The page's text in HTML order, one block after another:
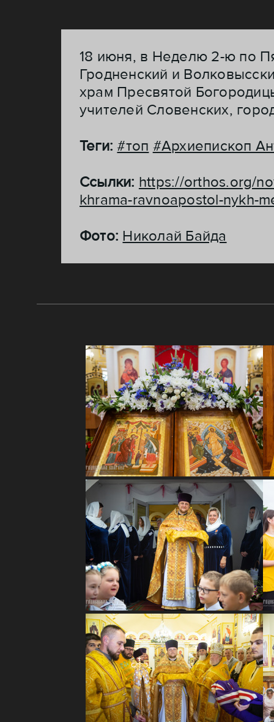
18 июня, в Неделю 2-ю по
Гродненский и
храм Пресвятой
учителей Словенских,
Теги:#топ #Архиепископ
Ссылки: https://orthos.org/
khrama-ravnoapostol-nykh-
Фото: Николай Байда